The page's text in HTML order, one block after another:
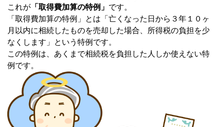
これが 「取得費加算の特例」 です。
「取得費加算の特例」とは「亡くなった日から３年１０ヶ
月以内に相続したものを売却した場合、所得税の負担を少
なくします」という特例です。
この特例は、あくまで相続税を負担した人しか使えない特
例です。